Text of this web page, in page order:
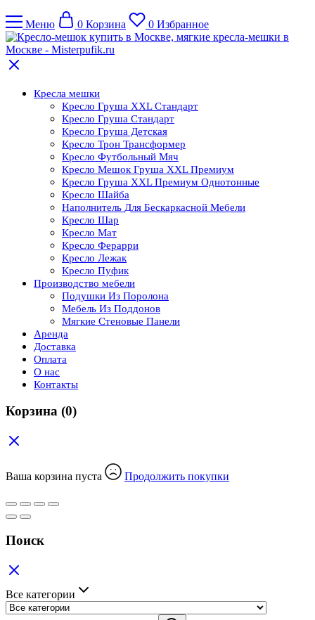
Меню 0 Корзина 0 Избранное
Кресла мешки
Кресло Груша XXL Стандарт
Кресло Груша Cтандарт
Кресло Груша Детская
Кресло Трон Трансформер
Кресло Футбольный Мяч
Кресло Мешок Груша XXL Премиум
Кресло Груша XXL Премиум Однотонные
Кресло Шайба
Наполнитель Для Бескаркасной Мебели
Кресло Шар
Кресло Мат
Кресло Ферарри
Кресло Лежак
Кресло Пуфик
Производство мебели
Подушки Из Поролона
Мебель Из Поддонов
Мягкие Стеновые Панели
Аренда
Доставка
Оплата
О нас
Контакты
Корзина (0)
Ваша корзина пуста Продолжить покупки
Поиск
Все категории